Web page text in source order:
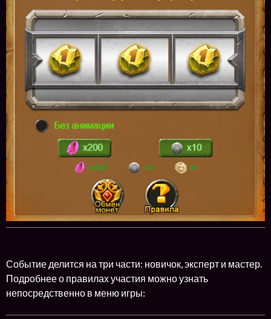
Событие делится на три части: новичок, эксперт и мастер.
Подробнее о правилах участия можно узнать
непосредственно в меню игры: